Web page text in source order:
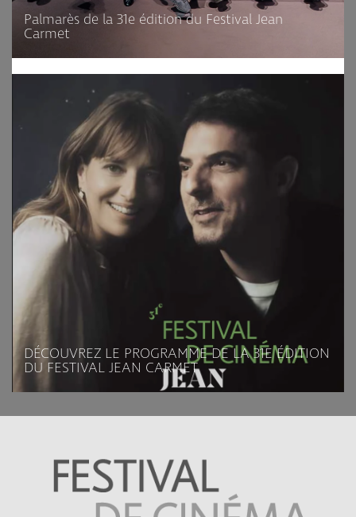
Palmarès de la 31e édition du Festival Jean
Carmet
DÉCOUVREZ LE PROGRAMME DE LA 31E ÉDITION
DU FESTIVAL JEAN CARMET